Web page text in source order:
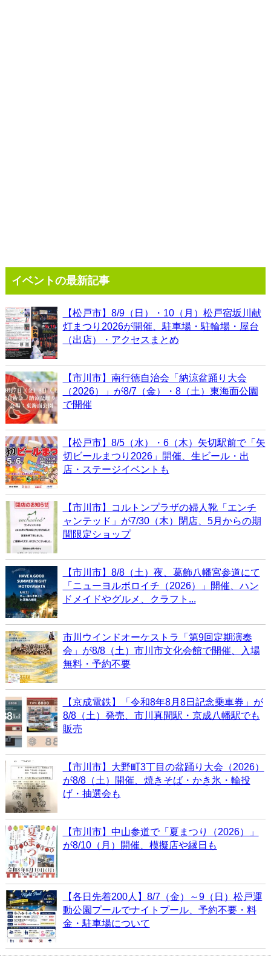
イベントの最新記事
【松戸市】8/9（日）・10（月）松戸宿坂川献
灯まつり2026が開催、駐車場・駐輪場・屋台
（出店）・アクセスまとめ
【市川市】南行徳自治会「納涼盆踊り大会
（2026）」が8/7（金）・8（土）東海面公園
で開催
【松戸市】8/5（水）・6（木）矢切駅前で「矢
切ビールまつり2026」開催、生ビール・出
店・ステージイベントも
【市川市】コルトンプラザの婦人靴「エンチ
ャンテッド」が7/30（木）閉店、5月からの期
間限定ショップ
【市川市】8/8（土）夜、葛飾八幡宮参道にて
「ニューヨルボロイチ（2026）」開催、ハン
ドメイドやグルメ、クラフト...
市川ウインドオーケストラ「第9回定期演奏
会」が8/8（土）市川市文化会館で開催、入場
無料・予約不要
【京成電鉄】「令和8年8月8日記念乗車券」が
8/8（土）発売、市川真間駅・京成八幡駅でも
販売
【市川市】大野町3丁目の盆踊り大会（2026）
が8/8（土）開催、焼きそば・かき氷・輪投
げ・抽選会も
【市川市】中山参道で「夏まつり（2026）」
が8/10（月）開催、模擬店や縁日も
【各日先着200人】8/7（金）～9（日）松戸運
動公園プールでナイトプール、予約不要・料
金・駐車場について